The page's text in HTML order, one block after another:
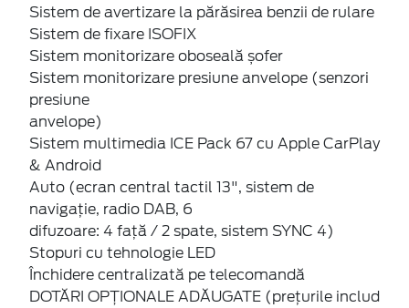
Sistem de avertizare la părăsirea benzii de rulare
Sistem de fixare ISOFIX
Sistem monitorizare oboseală șofer
Sistem monitorizare presiune anvelope (senzori
presiune
anvelope)
Sistem multimedia ICE Pack 67 cu Apple CarPlay
& Android
Auto (ecran central tactil 13", sistem de
navigație, radio DAB, 6
difuzoare: 4 față / 2 spate, sistem SYNC 4)
Stopuri cu tehnologie LED
Închidere centralizată pe telecomandă
DOTĂRI OPȚIONALE ADĂUGATE (prețurile includ